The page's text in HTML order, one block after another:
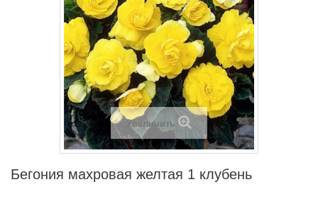
Увеличить
Бегония махровая желтая 1 клубень